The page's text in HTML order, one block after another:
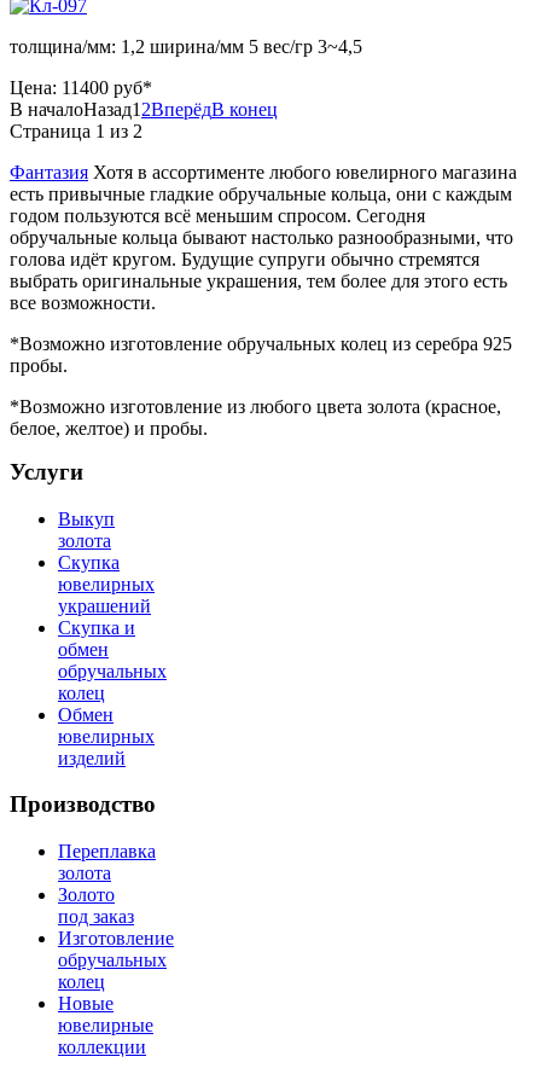
толщина/мм: 1,2 ширина/мм 5 вес/гр 3~4,5
Цена: 11400 руб*
В началоНазад1 2ВперёдВ конец
Страница 1 из 2
Фантазия Хотя в ассортименте любого ювелирного магазина
есть привычные гладкие обручальные кольца, они с каждым
годом пользуются всё меньшим спросом. Сегодня
обручальные кольца бывают настолько разнообразными, что
голова идёт кругом. Будущие супруги обычно стремятся
выбрать оригинальные украшения, тем более для этого есть
все возможности.
*Возможно изготовление обручальных колец из серебра 925
пробы.
*Возможно изготовление из любого цвета золота (красное,
белое, желтое) и пробы.
Услуги
Выкуп
золота
Скупка
ювелирных
украшений
Скупка и
обмен
обручальных
колец
Обмен
ювелирных
изделий
Производство
Переплавка
золота
Золото
под заказ
Изготовление
обручальных
колец
Новые
ювелирные
коллекции